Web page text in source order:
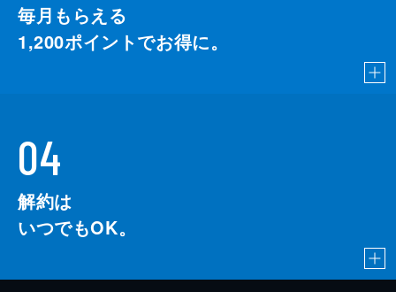
毎月もらえる
1,200ポイントでお得に。
04
解約は
いつでもOK。